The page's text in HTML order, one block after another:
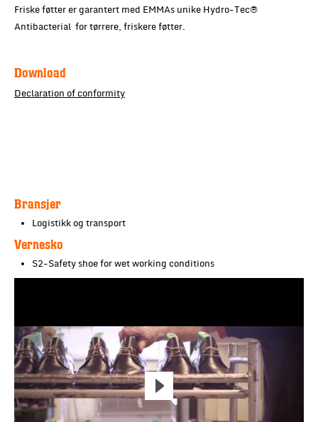
Friske føtter er garantert med EMMAs unike Hydro-Tec®
Antibacterial for tørrere, friskere føtter.
Download
Declaration of conformity
Bransjer
Logistikk og transport
Vernesko
S2-Safety shoe for wet working conditions